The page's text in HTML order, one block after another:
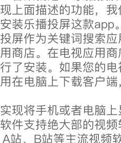
上面描述的功能，
装乐播投屏这款app
屏作为关键词搜索
商店。在电视应用
了安装。如果您的
在电脑上下载客户
现将手机或者电脑
件支持绝大部的视
站、B站等主流视频